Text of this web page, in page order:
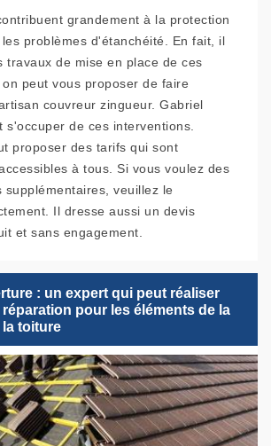
grandement à la protection
problèmes d'étanchéité. En fait, il
travaux de mise en place de ces
peut vous proposer de faire
couvreur zingueur. Gabriel
s'occuper de ces interventions.
proposer des tarifs qui sont
à tous. Si vous voulez des
supplémentaires, veuillez le
Il dresse aussi un devis
et sans engagement.
: un expert qui peut réaliser
réparation pour les éléments de la
toiture